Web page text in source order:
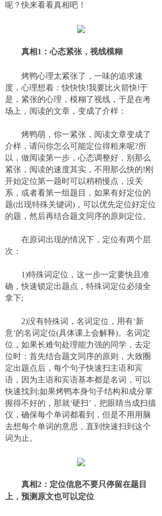
呢？快来看看真相吧！
真相1 ：心态紧张，视线模糊
烤鸭心理太紧张了，一味的追求速
度，心理想着：快快快!我要比火箭快!于
是，紧张的心理，模糊了视线，于是在考
场上，阅读的文章，变成了介样：
烤鸭萌，你一紧张，阅读文章变成了
介样，请问你怎么可能定位得粗来呢?所
以，做阅读第一步，心态调整好，别那么
紧张，阅读的速度其实，不用那么快的!刚
开始定位第一题时可以稍稍慢点，没关
系，或者看第一组题目，如果有好定位的
题(出现特殊关键词)，可以优先定位好定位
的题，然后再结合题文同序的原则定位。
在原词出现的情况下，定位有两个层
次：
1)特殊词定位，这一步一定要快且准
确，快速锁定出题点，特殊词定位必须全
拿下;
2)没有特殊词，名词定位，用有‘新
意’的名词定位(具体课上会解释)。名词定
位，如果长难句处理能力强的同学，去定
位时：首先结合题文同序的原则，大致圈
定出题点后，每个句子快速扫主语和宾
语，因为主语和宾语基本都是名词，可以
快速找到;如果烤鸭本身句子结构和成分掌
握得不好的，那就‘硬扫’，把眼睛当成扫描
仪，确保每个单词都看到，但是不用用脑
去想每个单词的意思，直到快速扫到这个
词为止。
真相2：定位信息不要只停留在题目
上，预测原文也可以定位